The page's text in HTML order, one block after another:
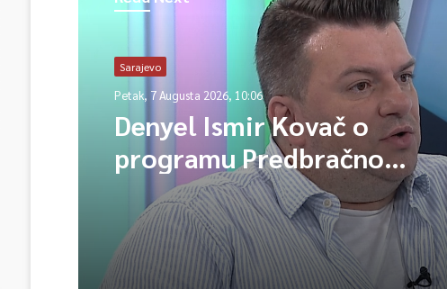
Sarajevo
Petak, 7 Augusta 2026, 10:06
Denyel Ismir Kovač o
programu Predbračno
savjetovanje 2026 (video)